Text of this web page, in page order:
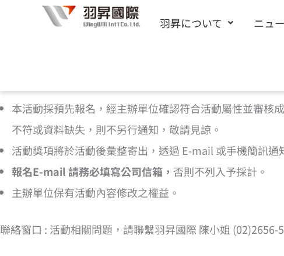
キ
ッ
羽昇について ニュ
[cf7form
本活動採預先報名，經主辦單位確認符合活動屬性並審核
不符或資料缺失，則不另行通知，敬請見諒。
活動獎項將於活動後彙整寄出，透過 E-mail 或手機簡訊
報名E-mail 請務必填寫公司信箱， 否則不列入予採計。
主辦單位保有活動內容修改之權益。
聯絡窗口 : 活動相關問題，請聯繫羽昇國際 陳小姐 (02)2656-